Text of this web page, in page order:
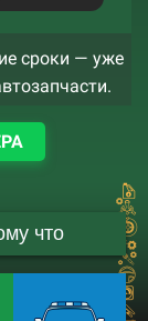
сроки — уже
что